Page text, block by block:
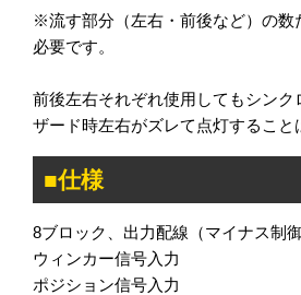
※流す部分（左右・前後など）の数
必要です。
前後左右それぞれ使用してもシンク
ザード時左右がズレて点灯すること
■仕様
8ブロック、出力配線（マイナス制御
ウィンカー信号入力
ポジション信号入力